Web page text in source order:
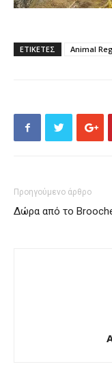
ΕΤΙΚΕΤΕΣ Animal
Προηγούμενο άρθρο
Δώρα από το